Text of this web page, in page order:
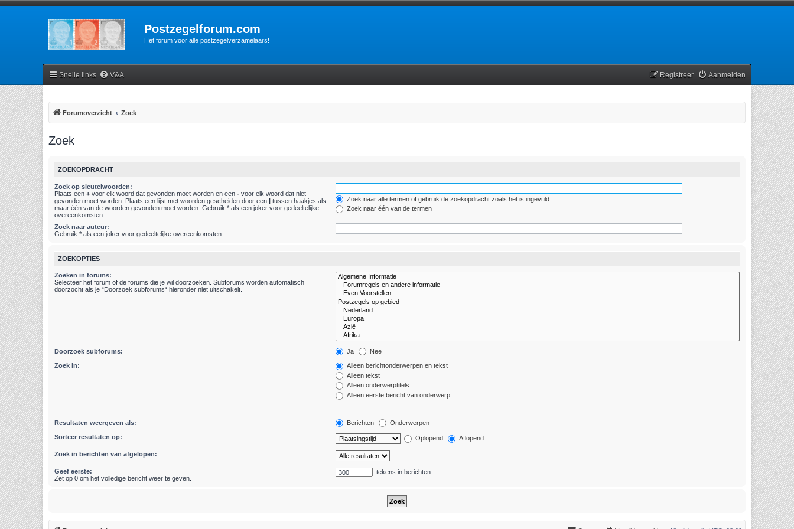
Postzegelforum.com
Het forum voor alle postzegelverzamelaars!
Snelle links V&A Aanmelden
Registreer
Forumoverzicht Zoek
Zoek
ZOEKOPDRACHT
Zoek op sleutelwoorden:
Plaats een + voor elk woord dat gevonden moet worden en een - voor elk woord dat niet
gevonden moet worden. Plaats een lijst met woorden gescheiden door een | tussen haakjes als
maar één van de woorden gevonden moet worden. Gebruik * als een joker voor gedeeltelijke
overeenkomsten.
Zoek naar alle termen of gebruik de zoekopdracht zoals het is ingevuld
Zoek naar één van de termen
Zoek naar auteur:
Gebruik * als een joker voor gedeeltelijke overeenkomsten.
ZOEKOPTIES
Zoeken in forums:
Selecteer het forum of de forums die je wil doorzoeken. Subforums worden automatisch
doorzocht als je “Doorzoek subforums“ hieronder niet uitschakelt.
Doorzoek subforums: Ja Nee
Zoek in:
Alleen berichtonderwerpen en tekst
Alleen tekst
Alleen onderwerptitels
Alleen eerste bericht van onderwerp
Resultaten weergeven als: Berichten Onderwerpen
Sorteer resultaten op: Oplopend Aflopend
Zoek in berichten van afgelopen:
Geef eerste:
Zet op 0 om het volledige bericht weer te geven.
tekens in berichten